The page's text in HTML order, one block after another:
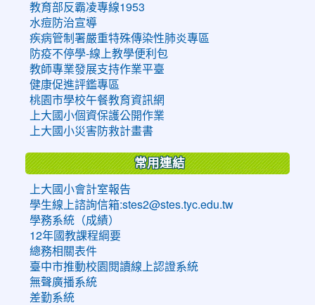
教育部反霸凌專線1953
水痘防治宣導
疾病管制署嚴重特殊傳染性肺炎專區
防疫不停學-線上教學便利包
教師專業發展支持作業平臺
健康促進評鑑專區
桃園市學校午餐教育資訊網
上大國小個資保護公開作業
上大國小災害防救計畫書
常用連結
上大國小會計室報告
學生線上諮詢信箱:stes2@stes.tyc.edu.tw
學務系統（成績）
12年國教課程綱要
總務相關表件
臺中市推動校園閱讀線上認證系統
無聲廣播系統
差勤系統